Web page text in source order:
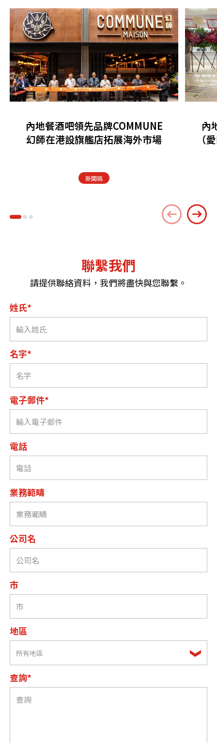
內地餐酒吧領先品牌COMMUNE
幻師在港設旗艦店拓展海外市場
新聞稿
內
（
聯繫我們
請提供聯絡資料，我們將盡快與您聯繫。
姓氏*
名字*
電子郵件*
電話
業務範疇
公司名
市
地區
所有地區
查詢*